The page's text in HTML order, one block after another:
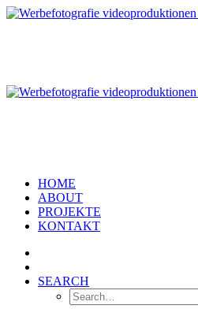
HOME
ABOUT
PROJEKTE
KONTAKT
SEARCH